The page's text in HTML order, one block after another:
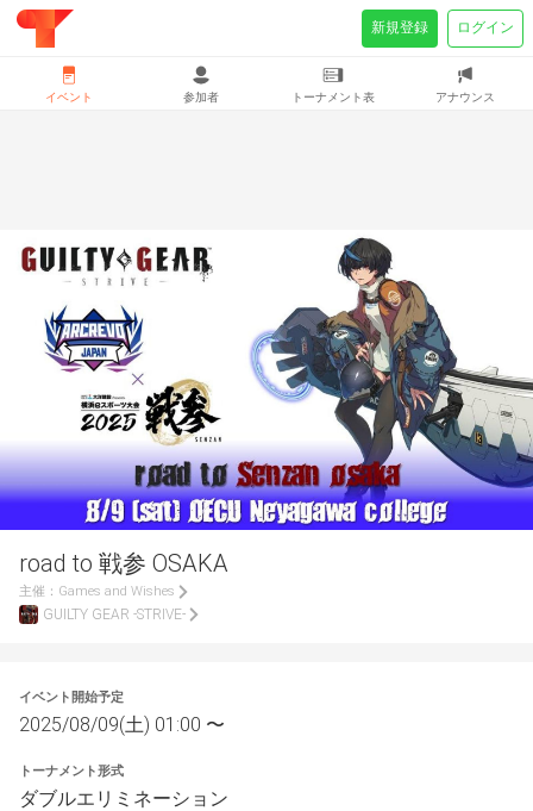
road to 戦参 OSAKA
主催： Games and Wishes
GUILTY GEAR -STRIVE-
イベント開始予定
2025/08/09(土) 01:00 〜
トーナメント形式
ダブルエリミネーション
イベント 参加者 トーナメント表 アナウンス
新規登録 ログイン